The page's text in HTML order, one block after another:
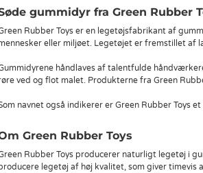
gummidyr fra Green Rubber
Rubber Toys er en legetøjsfabrikant af
eller miljøet. Legetøjet er fremstillet af
håndlaves af talentfulde
ved og flot malet. Produkterne fra Green
navnet også indikerer er Green Rubber
Green Rubber Toys
Rubber Toys producerer naturligt legetøj i
legetøj af høj kvalitet, som giver